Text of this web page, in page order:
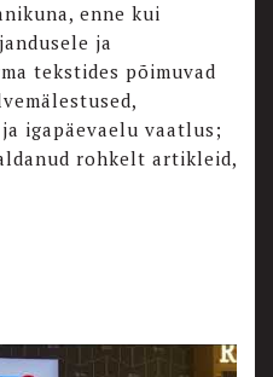
enne kui
ja
tekstides põimuvad
igapäevaelu vaatlus;
rohkelt artikleid,